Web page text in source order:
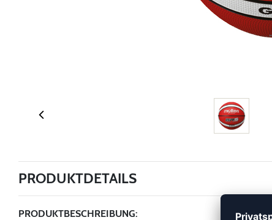
PRODUKTDETAILS
PRODUKTBESCHREIBUNG: